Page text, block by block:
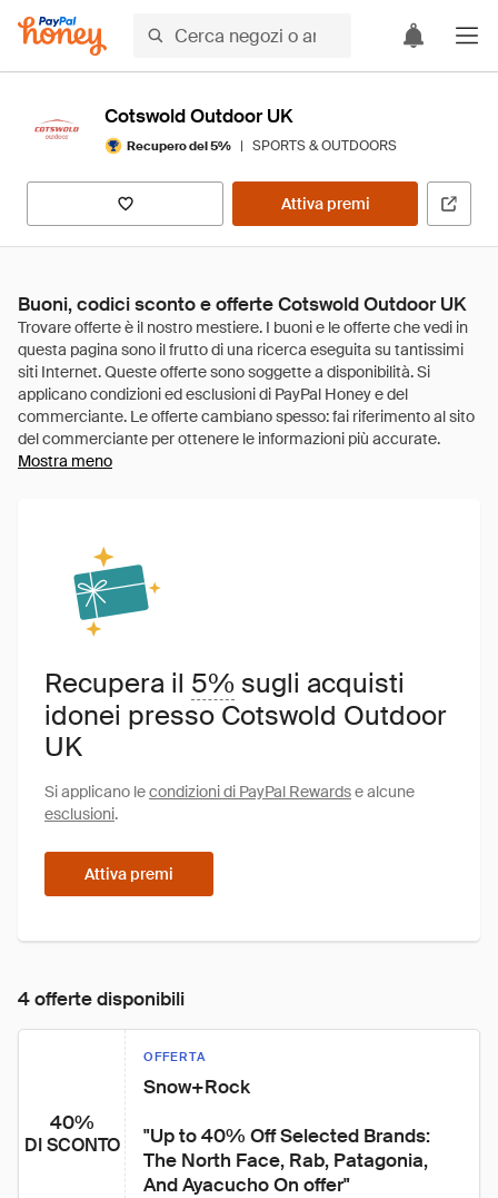
Cotswold Outdoor UK
Recupero del 5% | SPORTS & OUTDOORS
Attiva premi
Buoni, codici sconto e offerte Cotswold Outdoor UK
Mostra meno
Recupera il 5% sugli acquisti
idonei presso Cotswold Outdoor
UK
Si applicano lecondizioni di PayPal Rewardse alcune
esclusioni.
Attiva premi
4 offerte disponibili
40%
DI SCONTO
OFFERTA
Snow+Rock
"Up to 40% Off Selected Brands:
The North Face, Rab, Patagonia,
And Ayacucho On offer"